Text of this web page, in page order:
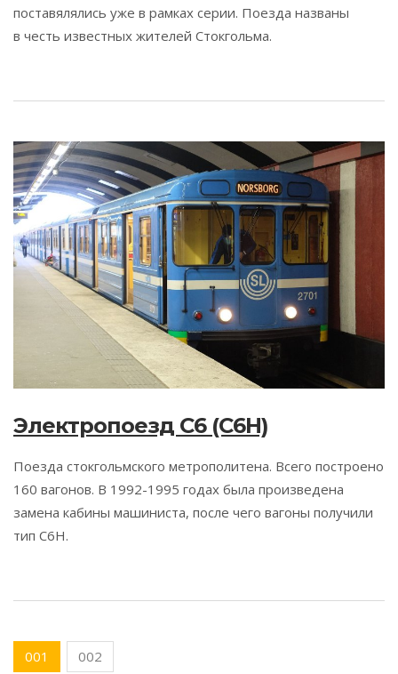
поставялялись уже в рамках серии. Поезда названы
в честь известных жителей Стокгольма.
Электропоезд C6 (C6H)
Поезда стокгольмского метрополитена. Всего построено
160 вагонов. В 1992-1995 годах была произведена
замена кабины машиниста, после чего вагоны получили
тип C6H.
001 002